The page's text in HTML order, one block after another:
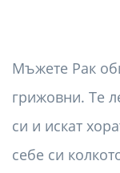
Мъжете Рак
грижовни. Те
си и искат
себе си